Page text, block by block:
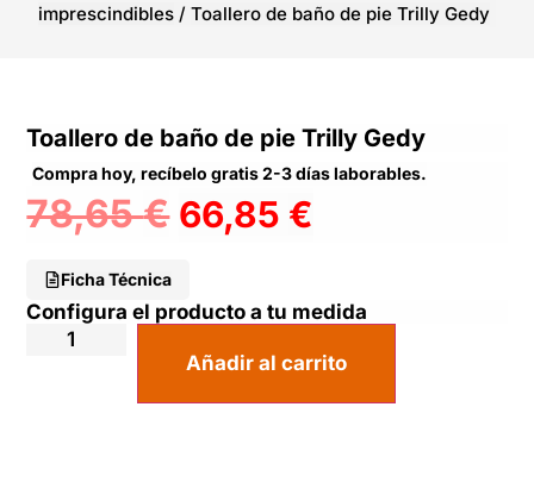
imprescindibles /Toallero de baño de pie Trilly Gedy
Toallero de baño de pie Trilly Gedy
Compra hoy, recíbelo gratis 2-3 días laborables.
78,65€ 66,85 €
Ficha Técnica
Configura el producto a tu medida
Añadir al carrito